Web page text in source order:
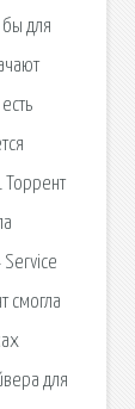
для
Торрент
Service
смогла
для